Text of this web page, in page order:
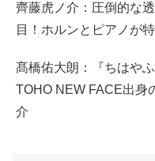
齊藤虎ノ介：圧倒的な
目！ホルンとピアノが
髙橋佑大朗：『ちはや
TOHO NEW FACE出身
介